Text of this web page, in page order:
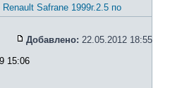
Renault Safrane 1999г.2.5 по
Добавлено: 22.05.2012 18:55
15:06